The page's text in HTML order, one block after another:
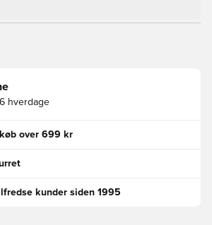
hverdage
over 699 kr
kunder siden 1995